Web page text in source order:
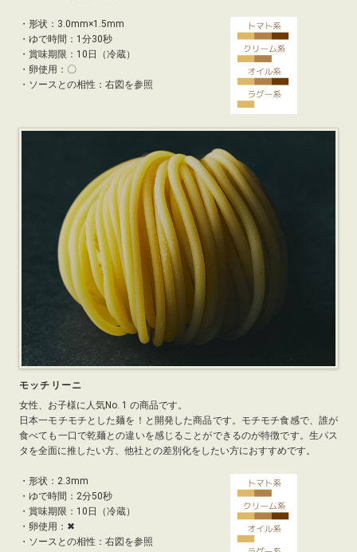
・ 形状：3.0mm×1.5mm
・ ゆで時間：1分30秒
・ 賞味期限：10日（冷蔵）
・ 卵使用：〇
・ソースとの相性：右図を参照
モッチリーニ
女性、お子様に人気No. 1 の商品です。
日本一モチモチとした麺を！と開発した商品です。モチモチ食感で、誰が
食べても一口で乾麺との違いを感じることができるのが特徴です。生パス
タを全面に推したい方、他社との差別化をしたい方におすすめです。
・ 形状：2.3mm
・ ゆで時間：2分50秒
・ 賞味期限：10日（冷蔵）
・ 卵使用：✖
・ソースとの相性：右図を参照